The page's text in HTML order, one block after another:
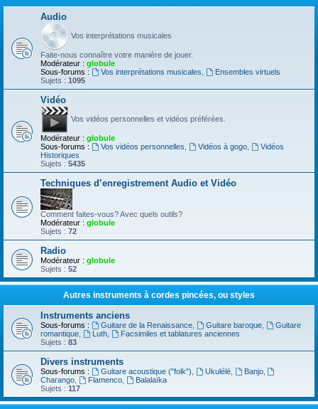
Audio
Vos interprétations musicales
Faite-nous connaître votre manière de jouer.
Modérateur : globule
Sous-forums :
Vos interprétations musicales
Ensembles virtuels
Sujets : 1095
Vidéo
Vos vidéos personnelles et vidéos préférées.
Modérateur : globule
Sous-forums :
Vos vidéos personnelles Vidéos à gogo,
Vidéos
Historiques
Sujets : 5435
Techniques d’enregistrement Audio et Vidéo
Comment faites-vous? Avec quels outils?
Modérateur : globule
Sujets : 72
Radio
Modérateur : globule
Sujets : 52
Autres instruments à cordes pincées, ou styles
Instruments anciens
Sous-forums : Guitare de la Renaissance, Guitare baroque,
Guitare
romantique
Luth,
Facsimiles et tablatures anciennes
Sujets : 83
Divers instruments
Sous-forums : Guitare acoustique ("folk") Ukulélé, Banjo,
Charango
Flamenco,
Balalaïka
Sujets : 117